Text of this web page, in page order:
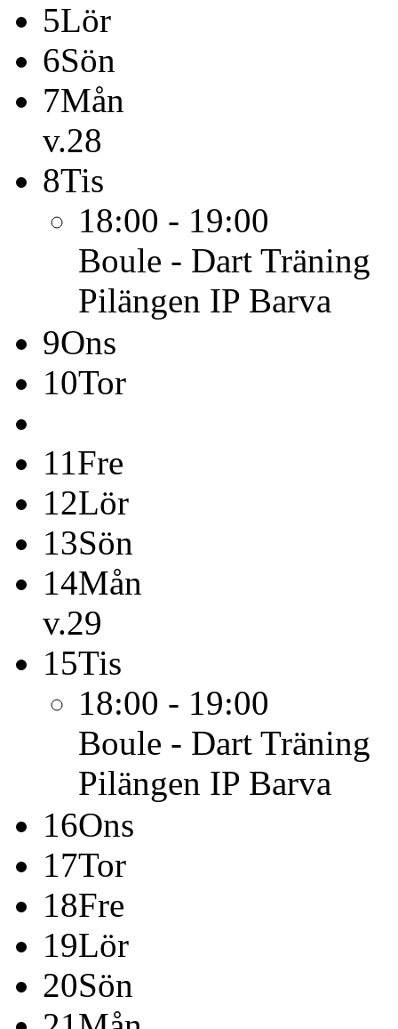
5Lör
6Sön
7Mån
v.28
8Tis
18:00 - 19:00
Boule - Dart Träning
Pilängen IP Barva
9Ons
10Tor
11Fre
12Lör
13Sön
14Mån
v.29
15Tis
18:00 - 19:00
Boule - Dart Träning
Pilängen IP Barva
16Ons
17Tor
18Fre
19Lör
20Sön